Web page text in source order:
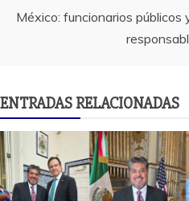
entradas
México: funcionarios públicos
ENTRADAS RELACIONADAS